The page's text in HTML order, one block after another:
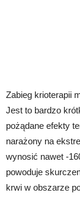
Zabieg krioterapii
Jest to bardzo
pożądane efekty
narażony na
wynosić nawet -
powoduje
krwi w obszarze